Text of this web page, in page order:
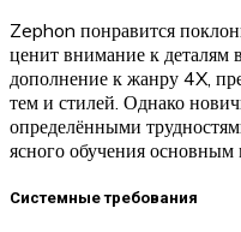
Zephon понравится
ценит внимание к деталям
дополнение к жанру 4X,
тем и стилей. Однако
определёнными
ясного обучения
Системные требования